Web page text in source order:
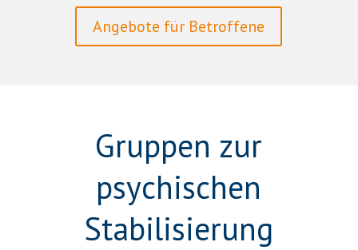
Angebote für Betroffene
Gruppen zur
psychischen
Stabilisierung